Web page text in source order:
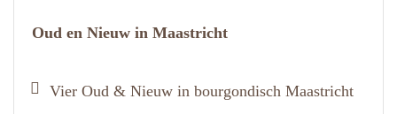
Oud en Nieuw in Maastricht
Vier Oud & Nieuw in bourgondisch Maastricht